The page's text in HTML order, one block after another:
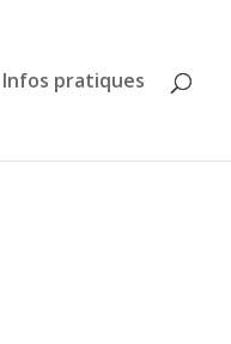
Infos pratiques